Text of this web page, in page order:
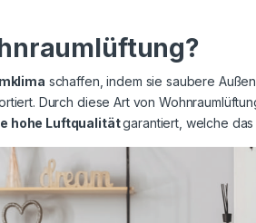
schaffen, indem sie saubere
Durch diese Art von
hohe Luftqualitätgarantiert, welche